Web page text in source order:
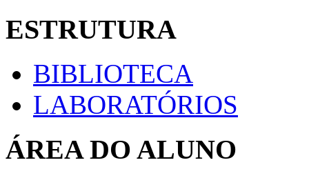
ESTRUTURA
BIBLIOTECA
LABORATÓRIOS
ÁREA DO ALUNO